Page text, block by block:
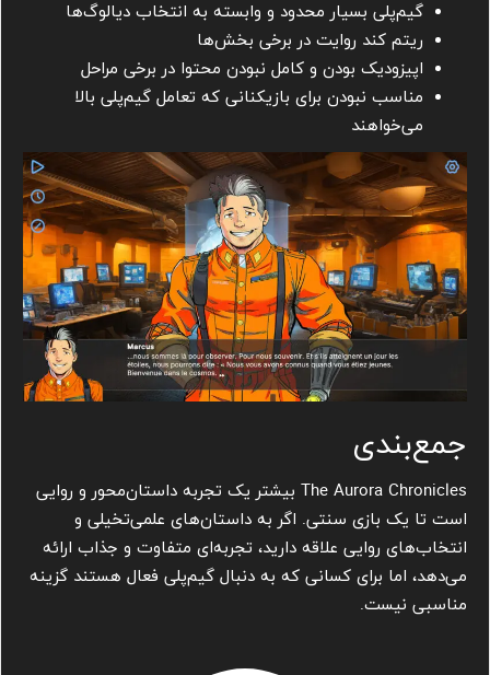
گیم‌پلی بسیار محدود و وابسته به انتخاب دیالوگ‌ها
ریتم کند روایت در برخی بخش‌ها
اپیزودیک بودن و کامل نبودن محتوا در برخی مراحل
مناسب نبودن برای بازیکنانی که تعامل گیم‌پلی بالا
می‌خواهند
جمع‌بندی
The Aurora Chronicles بیشتر یک تجربه داستان‌محور و روایی
است تا یک بازی سنتی. اگر به داستان‌های علمی‌تخیلی و
انتخاب‌های روایی علاقه دارید، تجربه‌ای متفاوت و جذاب ارائه
می‌دهد، اما برای کسانی که به دنبال گیم‌پلی فعال هستند گزینه
مناسبی نیست.